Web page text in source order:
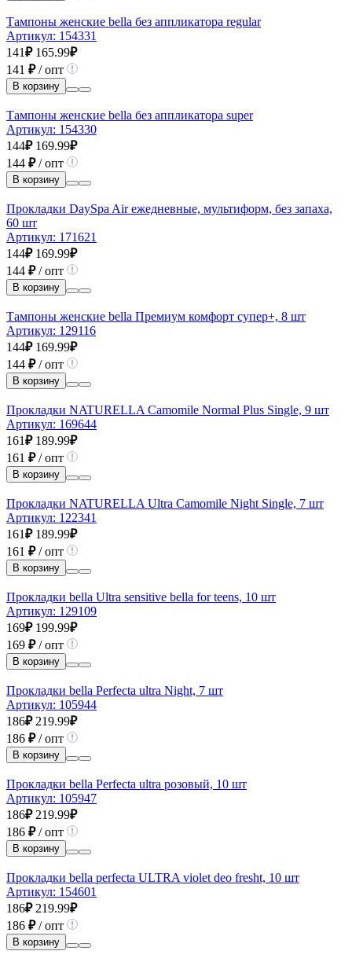
Тампоны женские bella без аппликатора regular
Артикул: 154331
141₽ 165.99₽
141 ₽/ опт
В корзину
Тампоны женские bella без аппликатора super
Артикул: 154330
144₽ 169.99₽
144 ₽/ опт
В корзину
Прокладки DaySpa Air ежедневные, мультиформ, без запаха,
60 шт
Артикул: 171621
144₽ 169.99₽
144 ₽/ опт
В корзину
Тампоны женские bella Премиум комфорт супер+, 8 шт
Артикул: 129116
144₽ 169.99₽
144 ₽/ опт
В корзину
Прокладки NATURELLA Camomile Normal Plus Single, 9 шт
Артикул: 169644
161₽ 189.99₽
161 ₽/ опт
В корзину
Прокладки NATURELLA Ultra Camomile Night Single, 7 шт
Артикул: 122341
161₽ 189.99₽
161 ₽/ опт
В корзину
Прокладки bella Ultra sensitive bella for teens, 10 шт
Артикул: 129109
169₽ 199.99₽
169 ₽/ опт
В корзину
Прокладки bella Perfecta ultra Night, 7 шт
Артикул: 105944
186₽ 219.99₽
186 ₽/ опт
В корзину
Прокладки bella Perfecta ultra розовый, 10 шт
Артикул: 105947
186₽ 219.99₽
186 ₽/ опт
В корзину
Прокладки bella perfecta ULTRA violet deo fresht, 10 шт
Артикул: 154601
186₽ 219.99₽
186 ₽/ опт
В корзину